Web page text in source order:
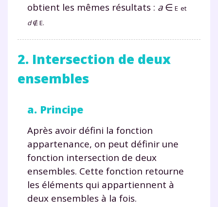
obtient les mêmes résultats : a ∈ E et
d ∉E.
2. Intersection de deux
ensembles
a. Principe
Après avoir défini la fonction
appartenance, on peut définir une
fonction intersection de deux
ensembles. Cette fonction retourne
les éléments qui appartiennent à
deux ensembles à la fois.